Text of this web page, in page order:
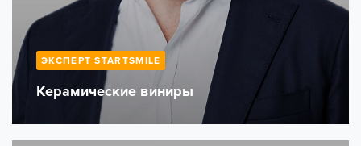
ЭКСПЕРТ STARTSMILE
Керамические виниры